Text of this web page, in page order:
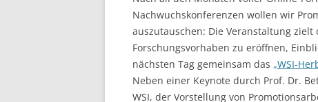
LEUPHANA UNIVERSITY
SDU
TU HAMBURG HARBURG
Nachwuchskonferenzen wollen wir
auszutauschen: Die Veranstaltung
Forschungsvorhaben zu eröffnen,
nächsten Tag gemeinsam das „WSI-
Neben einer Keynote durch Prof. Dr.
WSI, der Vorstellung von